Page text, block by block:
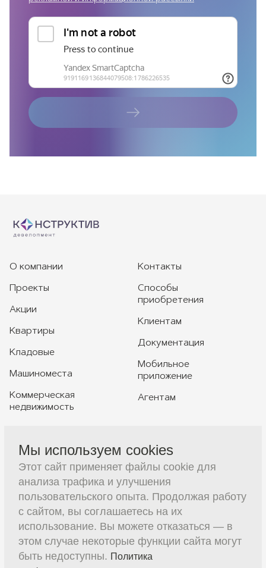
О компании
Проекты
Акции
Квартиры
Кладовые
Машиноместа
Коммерческая
недвижимость
Контакты
Способы
приобретения
Клиентам
Документация
Мобильное
приложение
Агентам
+7 391 230-20-20
sales@constructive-d.ru
(с) 2026 ООО Специализированный застройщик
Мы используем cookies
Этот сайт применяет файлы cookie для
анализа трафика и улучшения
пользовательского опыта. Продолжая работу
с сайтом, вы соглашаетесь на их
использование. Вы можете отказаться — в
этом случае некоторые функции сайта могут
быть недоступны. Политика
Записаться на